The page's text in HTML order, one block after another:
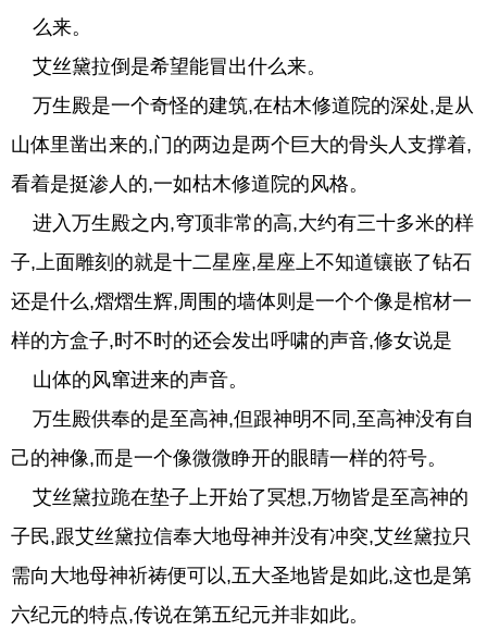
么来。
艾丝黛拉倒是希望能冒出什么来。
万生殿是一个奇怪的建筑,在枯木修道院的深处,是从
山体里凿出来的,门的两边是两个巨大的骨头人支撑着,
看着是挺渗人的,一如枯木修道院的风格。
进入万生殿之内,穹顶非常的高,大约有三十多米的样
子,上面雕刻的就是十二星座,星座上不知道镶嵌了钻石
还是什么,熠熠生辉,周围的墙体则是一个个像是棺材一
样的方盒子,时不时的还会发出呼啸的声音,修女说是
山体的风窜进来的声音。
万生殿供奉的是至高神,但跟神明不同,至高神没有自
己的神像,而是一个像微微睁开的眼睛一样的符号。
艾丝黛拉跪在垫子上开始了冥想,万物皆是至高神的
子民,跟艾丝黛拉信奉大地母神并没有冲突,艾丝黛拉只
需向大地母神祈祷便可以,五大圣地皆是如此,这也是第
六纪元的特点,传说在第五纪元并非如此。